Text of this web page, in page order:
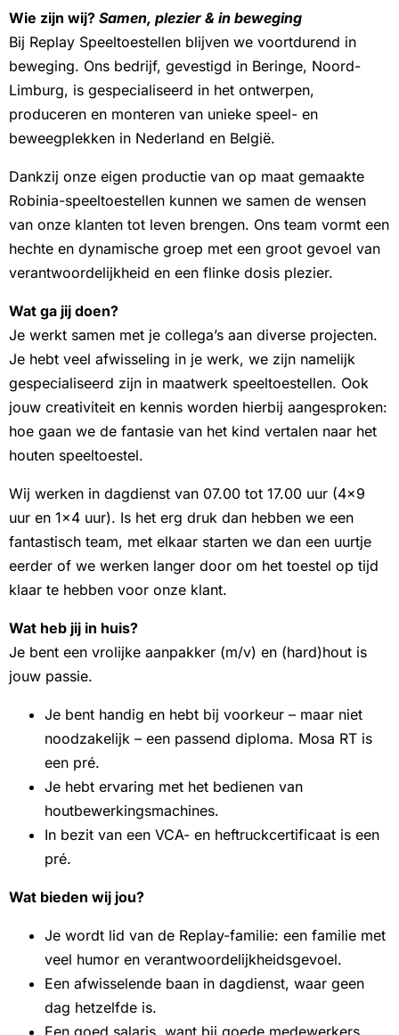
Wie zijn wij? Samen, plezier & in beweging
Bij Replay Speeltoestellen blijven we voortdurend in
beweging. Ons bedrijf, gevestigd in Beringe, Noord-
Limburg, is gespecialiseerd in het ontwerpen,
produceren en monteren van unieke speel- en
beweegplekken in Nederland en België.
Dankzij onze eigen productie van op maat gemaakte
Robinia-speeltoestellen kunnen we samen de wensen
van onze klanten tot leven brengen. Ons team vormt een
hechte en dynamische groep met een groot gevoel van
verantwoordelijkheid en een flinke dosis plezier.
Wat ga jij doen?
Je werkt samen met je collega’s aan diverse projecten.
Je hebt veel afwisseling in je werk, we zijn namelijk
gespecialiseerd zijn in maatwerk speeltoestellen. Ook
jouw creativiteit en kennis worden hierbij aangesproken:
hoe gaan we de fantasie van het kind vertalen naar het
houten speeltoestel.
Wij werken in dagdienst van 07.00 tot 17.00 uur (4×9
uur en 1×4 uur). Is het erg druk dan hebben we een
fantastisch team, met elkaar starten we dan een uurtje
eerder of we werken langer door om het toestel op tijd
klaar te hebben voor onze klant.
Wat heb jij in huis?
Je bent een vrolijke aanpakker (m/v) en (hard)hout is
jouw passie.
Je bent handig en hebt bij voorkeur – maar niet
noodzakelijk – een passend diploma. Mosa RT is
een pré.
Je hebt ervaring met het bedienen van
houtbewerkingsmachines.
In bezit van een VCA- en heftruckcertificaat is een
pré.
Wat bieden wij jou?
Je wordt lid van de Replay-familie: een familie met
veel humor en verantwoordelijkheidsgevoel.
Een afwisselende baan in dagdienst, waar geen
dag hetzelfde is.
Een goed salaris, want bij goede medewerkers